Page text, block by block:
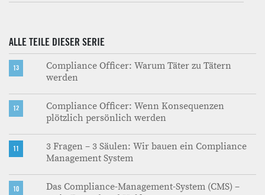
ALLE TEILE DIESER SERIE
13
Compliance Officer: Warum Täter zu Tätern
werden
12
Compliance Officer: Wenn Konsequenzen
plötzlich persönlich werden
11
3 Fragen – 3 Säulen: Wir bauen ein Compliance
Management System
10
Das Compliance-Management-System (CMS) –